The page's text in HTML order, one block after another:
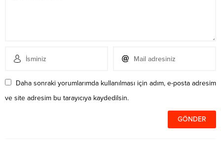
Daha sonraki yorumlarımda kullanılması için adım, e-posta adresim
ve site adresim bu tarayıcıya kaydedilsin.